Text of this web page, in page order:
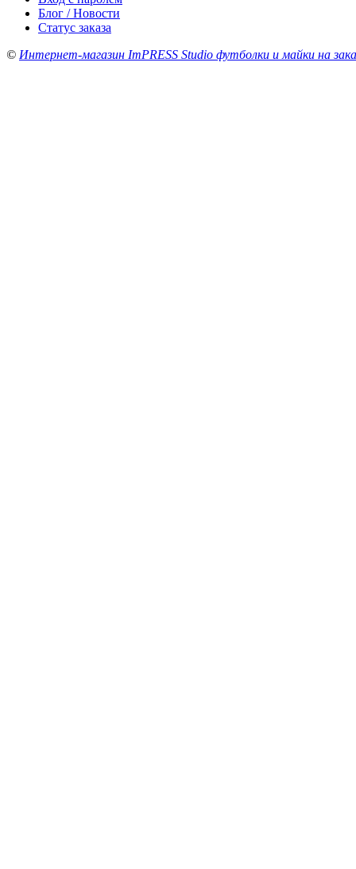
Блог / Новости
Статус заказа
© Интернет-магазин ImPRESS Studio футболки и майки на